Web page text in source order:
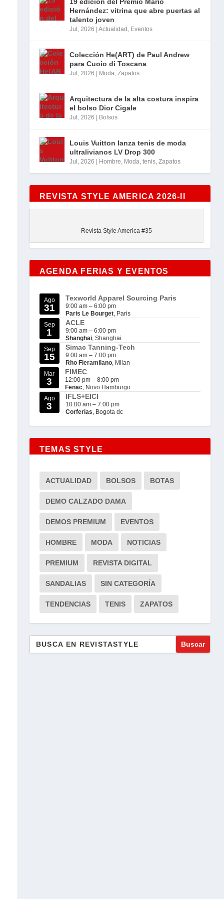
19 edición del Premio Mario
Hernández: vitrina que abre puertas al
talento joven
Jul, 2026 Actualidad , Eventos
Colección He(ART) de Paul Andrew
para Cuoio di Toscana
Jul, 2026 Moda, Zapatos
Arquitectura de la alta costura inspira
el bolso Dior Cigale
Jul, 2026 Bolsos
Louis Vuitton lanza tenis de moda
ultralivianos LV Drop 300
Jul, 2026 Hombre, Moda, tenis, Zapatos
REVISTA STYLE AMERICA 2026-II
Revista Style America #35
AGENDA FERIAS Y EVENTOS
Ago
31
Texworld Apparel Sourcing Paris
9:00 am – 6:00 pm
Paris Le Bourget, Paris
Sep
1
ACLE
9:00 am – 6:00 pm
Shanghai, Shanghai
Sep
15
Simac Tanning-Tech
9:00 am – 7:00 pm
Rho Fieramilano, Milan
Mar
3
FIMEC
12:00 pm – 8:00 pm
Fenac, Novo Hamburgo
Ago
3
IFLS+EICI
10:00 am – 7:00 pm
Corferias, Bogota dc
TEMAS STYLE
ACTUALIDAD BOLSOS BOTAS
DEMO CALZADO DAMA
DEMOS PREMIUM EVENTOS
HOMBRE MODA NOTICIAS
PREMIUM REVISTA DIGITAL
SANDALIAS SIN CATEGORÍA
TENDENCIAS TENIS ZAPATOS